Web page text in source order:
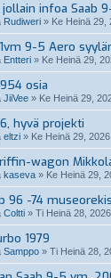
jollain infoa Saab
Rudiweri » Ke Heinä 29,
9-5 Aero
Entteri » Ke Heinä 29,
osia
JiiVee » Ke Heinä 29,
hyvä projekti
eltzi » Ke Heinä 29,
wagon
kaseva » Ke Heinä 29,
96 -74
Coltti » Ti Heinä 28,
1979
Samppo » Ti Heinä 28,